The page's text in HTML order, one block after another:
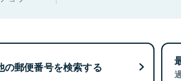
の郵便番号を検索する